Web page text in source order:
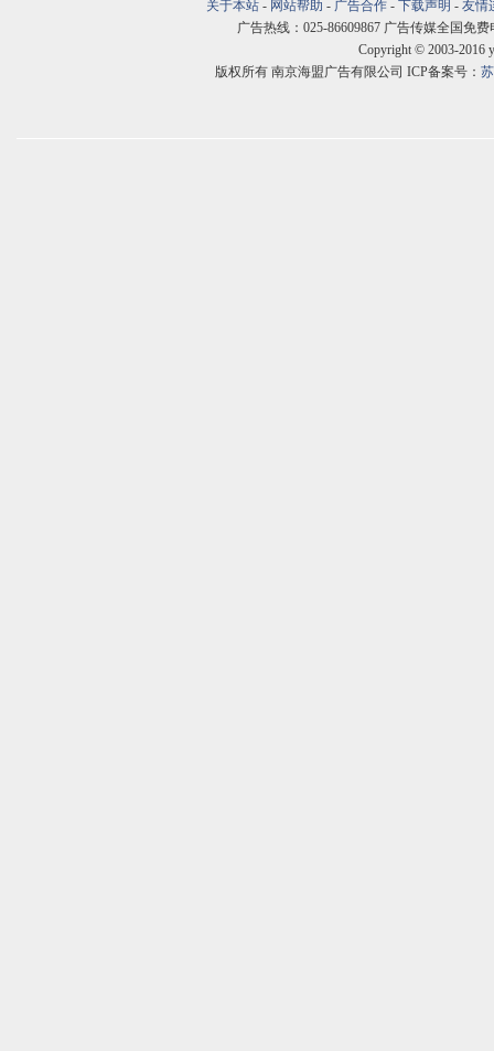
关于本站 - 网站帮助 - 广告合作 - 下载声明 - 友情
广告热线：025-86609867 广告传媒全国免费
Copyright © 2003-2016
版权所有 南京海盟广告有限公司 ICP备案号：